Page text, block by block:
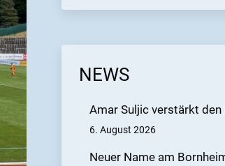
NEWS
Amar Suljic verstärkt den
6. August 2026
Neuer Name am